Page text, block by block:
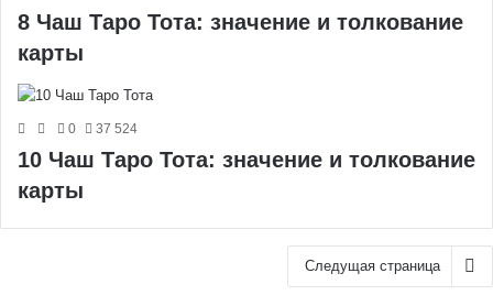
8 Чаш Таро Тота: значение и толкование
карты
0 37 524
10 Чаш Таро Тота: значение и толкование
карты
Следущая страница